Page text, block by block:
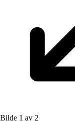
Bilde 1 av 2